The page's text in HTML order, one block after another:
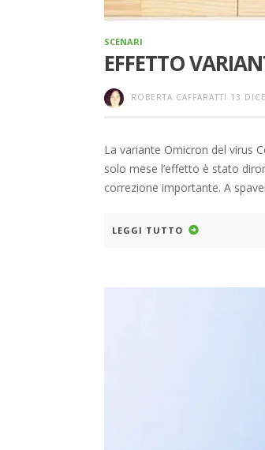
SCENARI
EFFETTO
ROBERTA CAFFARATTI 13
La variante Omicron del virus
solo mese l’effetto è stato
correzione importante. A
LEGGI TUTTO